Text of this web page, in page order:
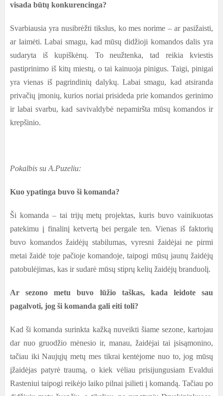
visada būtų konkurencinga?
Svarbiausia yra nusibrėžti tikslus, ko mes norime – ar pasižaisti,
ar laimėti. Labai smagu, kad mūsų didžioji komandos dalis yra
sudaryta iš kupiškėnų. To neužtenka, tad reikia kviestis
pastiprinimo iš kitų miestų, o tai kainuoja pinigus. Taigi, pinigai
yra vienas iš pagrindinių dalykų. Labai smagu, kad atsiranda
privačių įmonių, kurios noriai prisideda prie komandos gerinimo
ir labai svarbu, kad savivaldybė nepamiršta mūsų komandos ir
krepšinio.
Pokalbis su A.Puzeliu:
Kuo ypatinga buvo ši komanda?
Ši komanda – tai trijų metų projektas, kuris buvo vainikuotas
patekimu į finalinį ketvertą bei pergale ten. Vienas iš faktorių
buvo komandos žaidėjų stabilumas, vyresni žaidėjai ne pirmi
metai žaidė toje pačioje komandoje, taipogi mūsų jaunų žaidėjų
patobulėjimas, kas ir sudarė mūsų stiprų kelių žaidėjų branduolį.
Ar sezono metu buvo lūžio taškas, kada leidote sau
pagalvoti, jog ši komanda gali eiti toli?
Kad ši komanda surinkta kažką nuveikti šiame sezone, kartojau
dar nuo gruodžio mėnesio ir, manau, žaidėjai tai įsisąmonino,
tačiau iki Naujųjų metų mes tikrai kentėjome nuo to, jog mūsų
įžaidėjas patyrė traumą, o kiek vėliau prisijungusiam Evaldui
Rasteniui taipogi reikėjo laiko pilnai įsilieti į komandą. Tačiau po